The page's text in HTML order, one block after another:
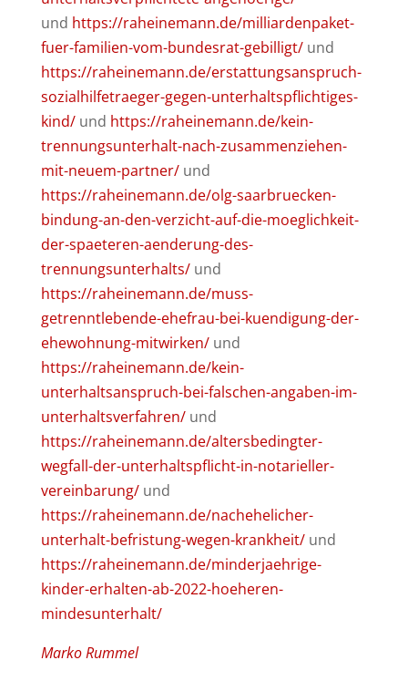
und https://raheinemann.de/milliardenpaket-
fuer-familien-vom-bundesrat-gebilligt/und
https://raheinemann.de/erstattungsanspruch-
sozialhilfetraeger-gegen-unterhaltspflichtiges-
kind/und https://raheinemann.de/kein-
trennungsunterhalt-nach-zusammenziehen-
mit-neuem-partner/ und
https://raheinemann.de/olg-saarbruecken-
bindung-an-den-verzicht-auf-die-moeglichkeit-
der-spaeteren-aenderung-des-
trennungsunterhalts/und
https://raheinemann.de/muss-
getrenntlebende-ehefrau-bei-kuendigung-der-
ehewohnung-mitwirken/und
https://raheinemann.de/kein-
unterhaltsanspruch-bei-falschen-angaben-im-
unterhaltsverfahren/und
https://raheinemann.de/altersbedingter-
wegfall-der-unterhaltspflicht-in-notarieller-
vereinbarung/und
https://raheinemann.de/nachehelicher-
unterhalt-befristung-wegen-krankheit/und
https://raheinemann.de/minderjaehrige-
kinder-erhalten-ab-2022-hoeheren-
mindesunterhalt/
Marko Rummel